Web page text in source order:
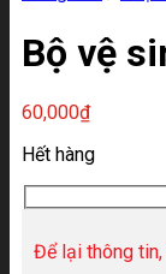
Bộ vệ
60,000₫
Hết hàng
Để lại thông